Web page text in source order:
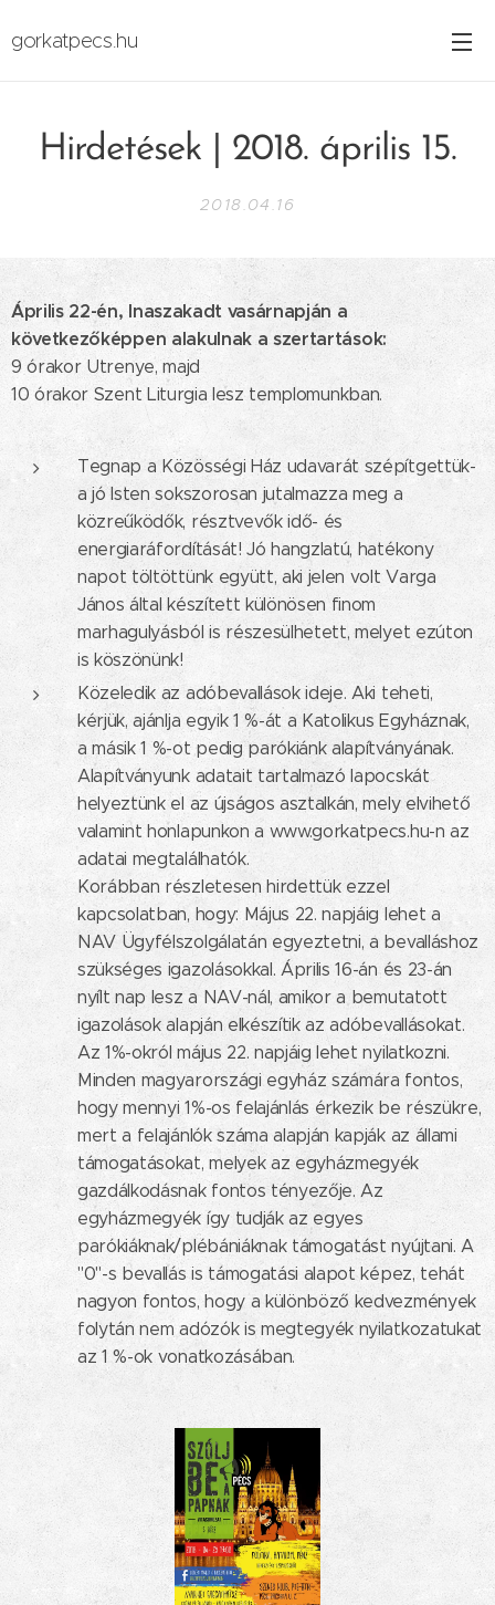
gorkatpecs.hu
Hirdetések | 2018. április 15.
2018.04.16
Április 22-én, Inaszakadt vasárnapján a
következőképpen alakulnak a szertartások:
9 órakor Utrenye, majd
10 órakor Szent Liturgia lesz templomunkban.
Tegnap a Közösségi Ház udavarát szépítgettük-
a jó Isten sokszorosan jutalmazza meg a
közreűködők, résztvevők idő- és
energiaráfordítását! Jó hangzlatú, hatékony
napot töltöttünk együtt, aki jelen volt Varga
János által készített különösen finom
marhagulyásból is részesülhetett, melyet ezúton
is köszönünk!
Közeledik az adóbevallások ideje. Aki teheti,
kérjük, ajánlja egyik 1 %-át a Katolikus Egyháznak,
a másik 1 %-ot pedig parókiánk alapítványának.
Alapítványunk adatait tartalmazó lapocskát
helyeztünk el az újságos asztalkán, mely elvihető
valamint honlapunkon a www.gorkatpecs.hu-n az
adatai megtalálhatók.
Korábban részletesen hirdettük ezzel
kapcsolatban, hogy: Május 22. napjáig lehet a
NAV Ügyfélszolgálatán egyeztetni, a bevalláshoz
szükséges igazolásokkal. Április 16-án és 23-án
nyílt nap lesz a NAV-nál, amikor a bemutatott
igazolások alapján elkészítik az adóbevallásokat.
Az 1%-okról május 22. napjáig lehet nyilatkozni.
Minden magyarországi egyház számára fontos,
hogy mennyi 1%-os felajánlás érkezik be részükre,
mert a felajánlók száma alapján kapják az állami
támogatásokat, melyek az egyházmegyék
gazdálkodásnak fontos tényezője. Az
egyházmegyék így tudják az egyes
parókiáknak/plébániáknak támogatást nyújtani. A
"0"-s bevallás is támogatási alapot képez, tehát
nagyon fontos, hogy a különböző kedvezmények
folytán nem adózók is megtegyék nyilatkozatukat
az 1 %-ok vonatkozásában.